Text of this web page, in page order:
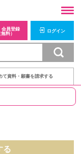
会員登録
料）
ログイン
て資料・願書を請求する
る